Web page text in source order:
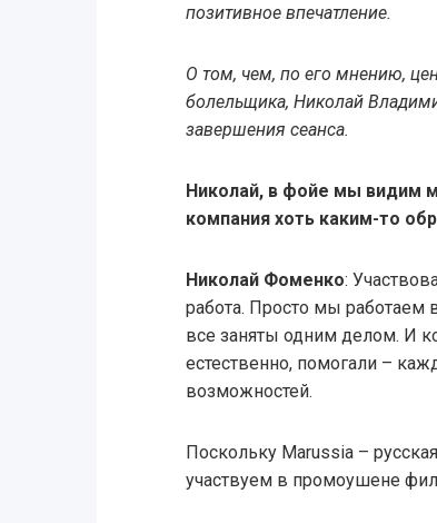
позитивное впечатление.
О том, чем, по его мнению,
болельщика, Николай
завершения сеанса.
Николай, в фойе мы видим
компания хоть каким-то
Николай Фоменко:
работа. Просто мы работаем
все заняты одним делом. И
естественно, помогали –
возможностей.
Поскольку Marussia –
участвуем в промоушене